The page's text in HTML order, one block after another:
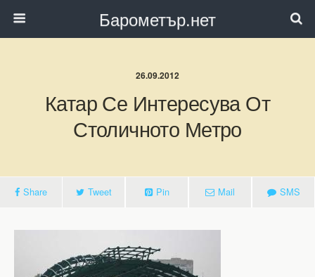
Барометър.нет
26.09.2012
Катар Се Интересува От
Столичното Метро
Share Tweet Pin Mail SMS